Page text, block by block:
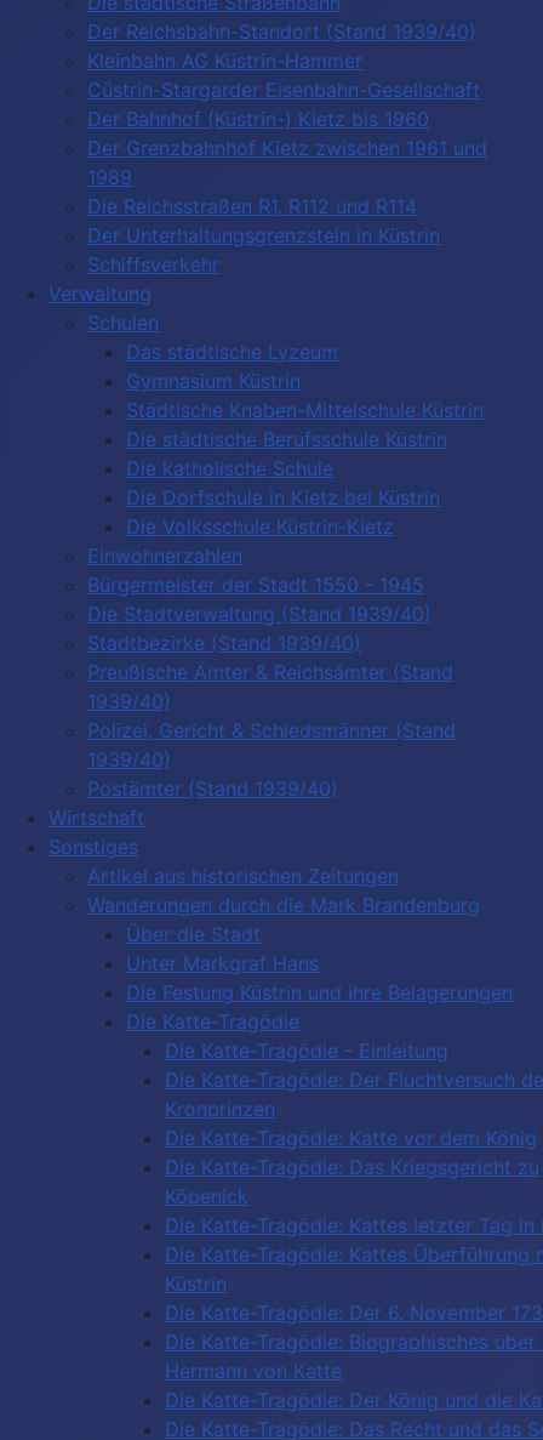
Der Reichsbahn-Standort (Stand 1939/40)
Kleinbahn AG Küstrin-Hammer
Cüstrin-Stargarder Eisenbahn-Gesellschaft
Der Bahnhof (Küstrin-) Kietz bis 1960
Der Grenzbahnhof Kietz zwischen 1961 und
1989
Die Reichsstraßen R1, R112 und R114
Der Unterhaltungsgrenzstein in Küstrin
Schiffsverkehr
Verwaltung
Schulen
Das städtische Lyzeum
Gymnasium Küstrin
Städtische Knaben-Mittelschule Küstrin
Die städtische Berufsschule Küstrin
Die katholische Schule
Die Dorfschule in Kietz bei Küstrin
Die Volksschule Küstrin-Kietz
Einwohnerzahlen
Bürgermeister der Stadt 1550 - 1945
Die Stadtverwaltung (Stand 1939/40)
Stadtbezirke (Stand 1939/40)
Preußische Ämter & Reichsämter (Stand
1939/40)
Polizei, Gericht & Schiedsmänner (Stand
1939/40)
Postämter (Stand 1939/40)
Wirtschaft
Sonstiges
Artikel aus historischen Zeitungen
Wanderungen durch die Mark Brandenburg
Über die Stadt
Unter Markgraf Hans
Die Festung Küstrin und ihre Belagerungen
Die Katte-Tragödie
Die Katte-Tragödie - Einleitung
Die Katte-Tragödie: Der Fluchtversuch
Kronprinzen
Die Katte-Tragödie: Katte vor dem König
Die Katte-Tragödie: Das Kriegsgericht zu
Köpenick
Die Katte-Tragödie: Kattes letzter Tag in
Die Katte-Tragödie: Kattes Überführung
Küstrin
Die Katte-Tragödie: Der 6. November
Die Katte-Tragödie: Biographisches über
Hermann von Katte
Die Katte-Tragödie: Der König und die
Die Katte-Tragödie: Das Recht und das